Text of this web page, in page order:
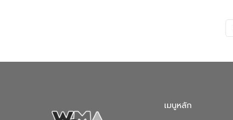
เมนูหลัก